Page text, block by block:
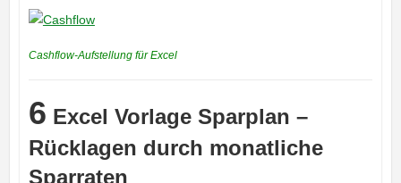
Cashflow-Aufstellung für Excel
6 Excel Vorlage Sparplan –
Rücklagen durch monatliche
Sparraten